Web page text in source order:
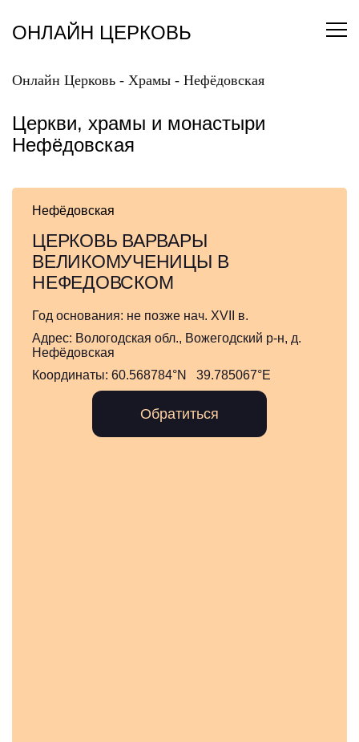
содержанию
ОНЛАЙН ЦЕРКОВЬ
Онлайн Церковь - Храмы - Нефёдовская
Церкви, храмы и монастыри
Нефёдовская
Нефёдовская
ЦЕРКОВЬ ВАРВАРЫ
ВЕЛИКОМУЧЕНИЦЫ В
НЕФЕДОВСКОМ
Год основания: не позже нач. XVII в.
Адрес: Вологодская обл., Вожегодский р-н, д.
Нефёдовская
Координаты: 60.568784°N 39.785067°E
Обратиться